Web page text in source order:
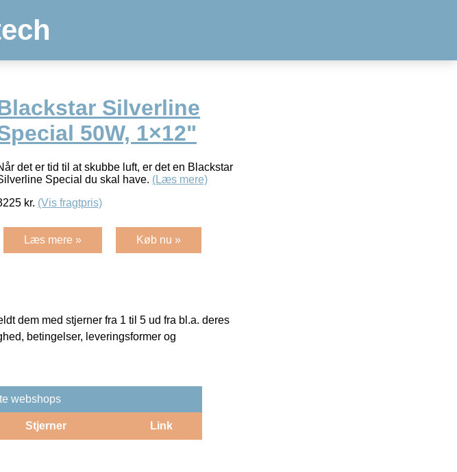
Silverline
50W, 1×12"
det er tid til at skubbe luft, er det en Blackstar
Special du skal have. (Læs mere)
kr. (Vis fragtpris)
Læs mere » Køb nu »
dem med stjerner fra 1 til 5 ud fra bl.a. deres
betingelser, leveringsformer og
webshops
Stjerner Link